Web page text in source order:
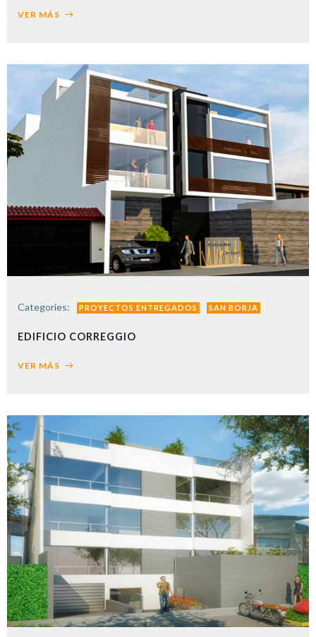
VER MÁS
Categories: PROYECTOS ENTREGADOS SAN BORJA
EDIFICIO CORREGGIO
VER MÁS